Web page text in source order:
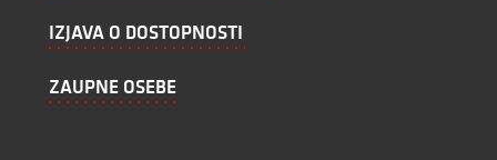
IZJAVA O DOSTOPNOSTI
ZAUPNE OSEBE